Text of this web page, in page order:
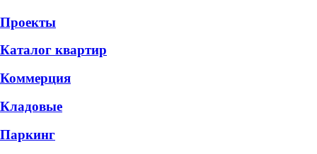
Проекты
Каталог квартир
Коммерция
Кладовые
Паркинг